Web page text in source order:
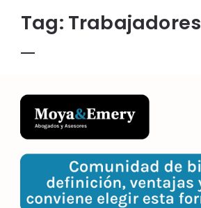
Tag: Trabajadores